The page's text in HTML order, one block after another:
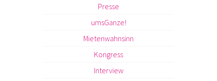
Presse
umsGanze!
Mietenwahnsinn
Kongress
Interview